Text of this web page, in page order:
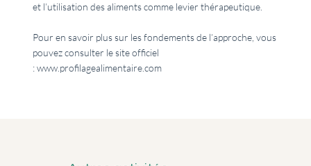
et l’utilisation des aliments comme levier thérapeutique.
Pour en savoir plus sur les fondements de l’approche, vous
pouvez consulter le site officiel
:www.profilagealimentaire.com